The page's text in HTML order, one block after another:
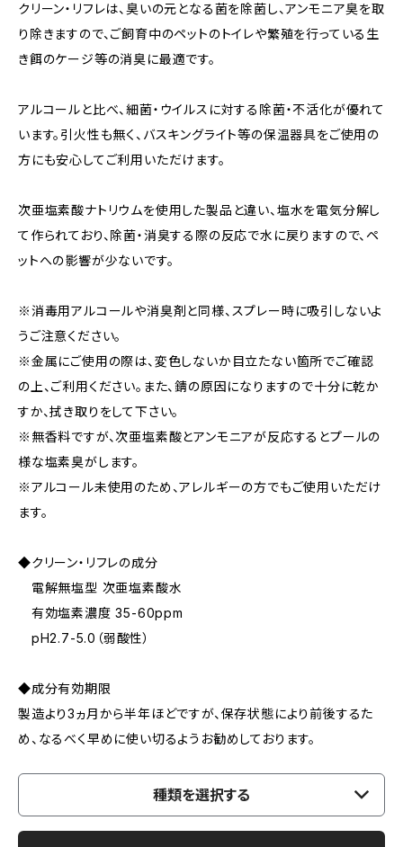
クリーン・リフレは、臭いの元となる菌を除菌し、アンモニア臭を取
り除きますので、ご飼育中のペットのトイレや繁殖を行っている生
き餌のケージ等の消臭に最適です。
アルコールと比べ、細菌・ウイルスに対する除菌・不活化が優れて
います。引火性も無く、バスキングライト等の保温器具をご使用の
方にも安心してご利用いただけます。
次亜塩素酸ナトリウムを使用した製品と違い、塩水を電気分解し
て作られており、除菌・消臭する際の反応で水に戻りますので、ペ
ットへの影響が少ないです。
※消毒用アルコールや消臭剤と同様、スプレー時に吸引しないよ
うご注意ください。
※金属にご使用の際は、変色しないか目立たない箇所でご確認
の上、ご利用ください。また、錆の原因になりますので十分に乾か
すか、拭き取りをして下さい。
※無香料ですが、次亜塩素酸とアンモニアが反応するとプールの
様な塩素臭がします。
※アルコール未使用のため、アレルギーの方でもご使用いただけ
ます。
◆クリーン・リフレの成分
電解無塩型 次亜塩素酸水
有効塩素濃度 35-60ppm
pH2.7-5.0（弱酸性）
◆成分有効期限
製造より3ヵ月から半年ほどですが、保存状態により前後するた
め、なるべく早めに使い切るようお勧めしております。
種類を選択する